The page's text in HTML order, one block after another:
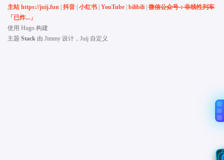
主站 https://juij.fun 抖音 小红书 YouTube bilibili 微信公众号：非线性列车
「已炸...」
使用 Hugo 构建
主题 Stack 由 Jimmy 设计，Juij 自定义